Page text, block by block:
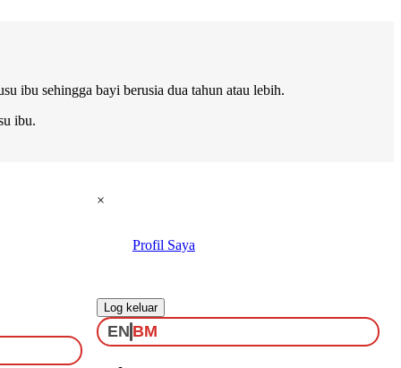
ibu sehingga bayi berusia dua tahun atau lebih.
ibu.
×
Profil Saya
Log keluar
EN BM